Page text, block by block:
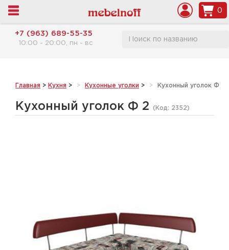
0
+7 (963) 689-55-35
10:00 - 20:00, пн - вс
Главная > Кухня > Кухонные уголки > Кухонный уголок Ф 2
Кухонный уголок Ф 2 (Код: 2352)